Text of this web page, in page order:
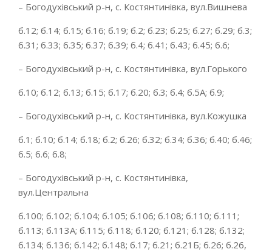
– Богодухівський р-н, с. Костянтинівка, вул.Вишнева
б.12; б.14; б.15; б.16; б.19; б.2; б.23; б.25; б.27; б.29; б.3;
б.31; б.33; б.35; б.37; б.39; б.4; б.41; б.43; б.45; б.6;
– Богодухівський р-н, с. Костянтинівка, вул.Горького
б.10; б.12; б.13; б.15; б.17; б.20; б.3; б.4; б.5А; б.9;
– Богодухівський р-н, с. Костянтинівка, вул.Кожушка
б.1; б.10; б.14; б.18; б.2; б.26; б.32; б.34; б.36; б.40; б.46;
б.5; б.6; б.8;
– Богодухівський р-н, с. Костянтинівка,
вул.Центральна
б.100; б.102; б.104; б.105; б.106; б.108; б.110; б.111;
б.113; б.113А; б.115; б.118; б.120; б.121; б.128; б.132;
б.134; б.136; б.142; б.148; б.17; б.21; б.21Б; б.26; б.26,